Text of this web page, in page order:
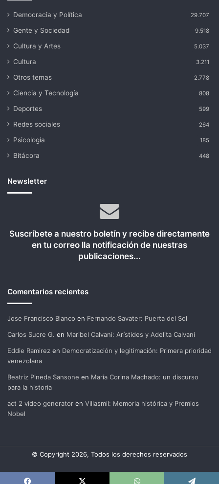
Democracia y Política 29.707
Gente y Sociedad 9.518
Cultura y Artes 5.037
Cultura 3.211
Otros temas 2.778
Ciencia y Tecnología 808
Deportes 599
Redes sociales 264
Psicología 185
Bitácora 448
Newsletter
Suscríbete a nuestro boletín y recibe directamente
en tu correo lla notificación de nuestras
publicaciones...
Comentarios recientes
Jose Francisco Blanco en Fernando Savater: Puerta del Sol
Carlos Sucre G. en Maribel Calvani: Arístides y Adelita Calvani
Eddie Ramirez en Democratización y legitimación: Primera prioridad
venezolana
Beatriz Pineda Sansone en María Corina Machado: un discurso
para la historia
act 2 video generator en Villasmil: Memoria histórica y Premios
Nobel
© Copyright 2026, Todos los derechos reservados